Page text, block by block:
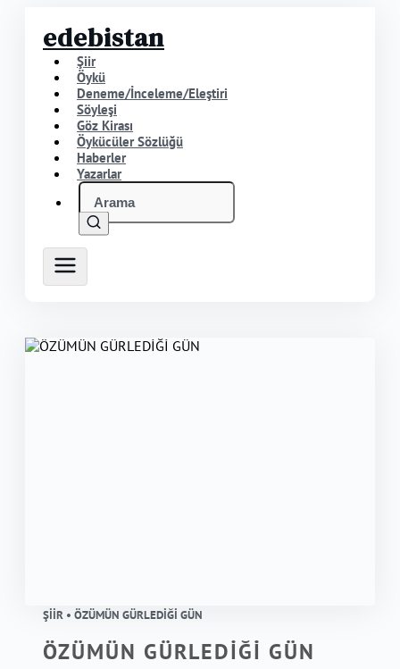
edebistan
Şiir
Öykü
Deneme/İnceleme/Eleştiri
Söyleşi
Göz Kirası
Öykücüler Sözlüğü
Haberler
Yazarlar
ŞIIR • ÖZÜMÜN GÜRLEDİĞİ GÜN
ÖZÜMÜN GÜRLEDİĞİ GÜN